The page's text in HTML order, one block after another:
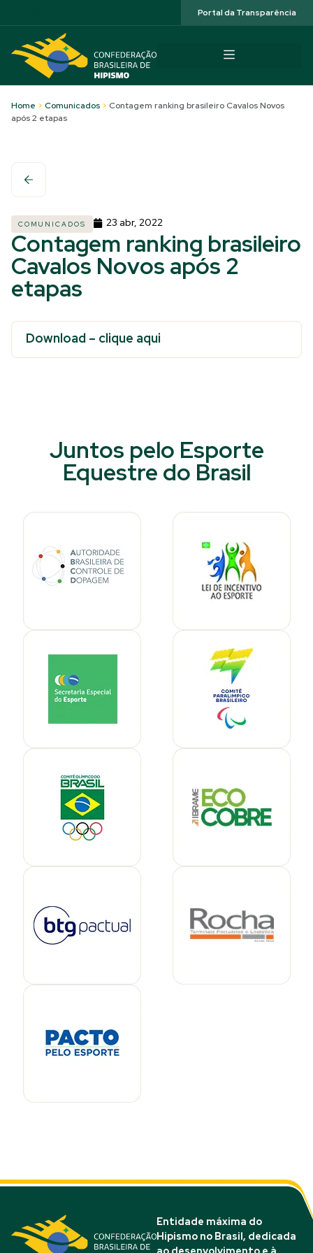
Portal da Transparência
Home > Comunicados > Contagem ranking brasileiro Cavalos Novos
após 2 etapas
COMUNICADOS 23 abr, 2022
Contagem ranking brasileiro
Cavalos Novos após 2
etapas
Download – clique aqui
Juntos pelo Esporte
Equestre do Brasil
Entidade máxima do
Hipismo no Brasil, dedicada